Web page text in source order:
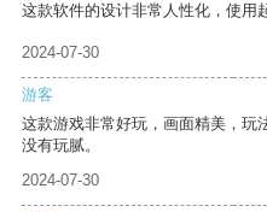
这款软件的设计非常人性化，使用
2024-07-30
游客
这款游戏非常好玩，画面精美，玩
没有玩腻。
2024-07-30